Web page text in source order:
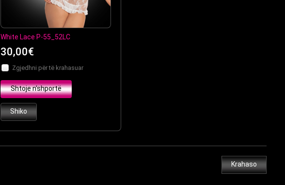
White Lace P-55_52LC
30,00€
Zgjedhni për të krahasuar
Shtoje n'shportë
Shiko